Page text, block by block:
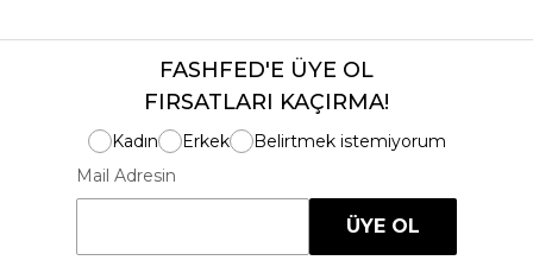
FASHFED'E ÜYE OL
FIRSATLARI KAÇIRMA!
Kadın Erkek
Belirtmek istemiyorum
Mail Adresin
ÜYE OL